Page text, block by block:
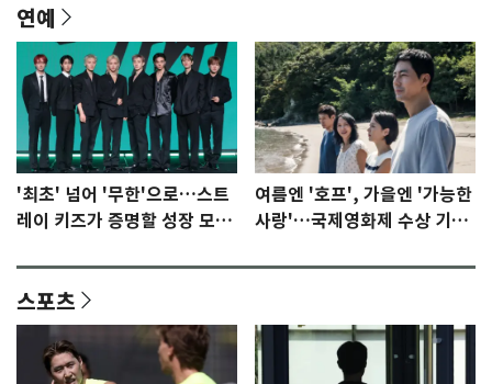
연예
'최초' 넘어 '무한'으로…스트
레이 키즈가 증명할 성장 모멘
여름엔 '호프', 가을엔 '가능한
사랑'…국제영화제 수상 기대
스포츠